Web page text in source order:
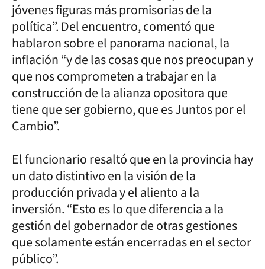
jóvenes figuras más promisorias de la
política”. Del encuentro, comentó que
hablaron sobre el panorama nacional, la
inflación “y de las cosas que nos preocupan y
que nos comprometen a trabajar en la
construcción de la alianza opositora que
tiene que ser gobierno, que es Juntos por el
Cambio”.
El funcionario resaltó que en la provincia hay
un dato distintivo en la visión de la
producción privada y el aliento a la
inversión. “Esto es lo que diferencia a la
gestión del gobernador de otras gestiones
que solamente están encerradas en el sector
público”.